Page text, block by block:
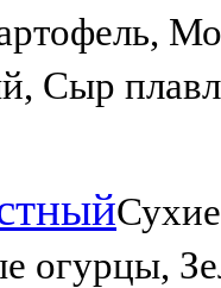
Сыр
огурцы,